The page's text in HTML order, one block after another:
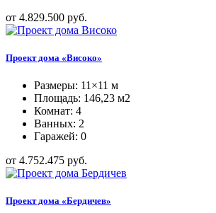
от 4.829.500 руб.
Проект дома «Високо»
Размеры: 11×11 м
Площадь: 146,23 м2
Комнат: 4
Ванных: 2
Гаражей: 0
от 4.752.475 руб.
Проект дома «Бердичев»